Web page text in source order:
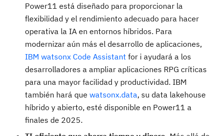
Power11 está diseñado para proporcionar la
flexibilidad y el rendimiento adecuado para hacer
operativa la IA en entornos híbridos. Para
modernizar aún más el desarrollo de aplicaciones,
IBM watsonx Code Assistant for i ayudará a los
desarrolladores a ampliar aplicaciones RPG críticas
para una mayor facilidad y productividad. IBM
también hará que watsonx.data, su data lakehouse
híbrido y abierto, esté disponible en Power11 a
finales de 2025.